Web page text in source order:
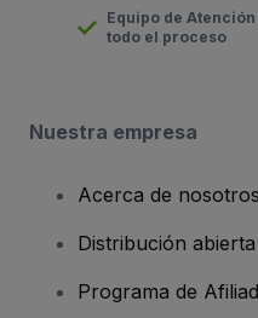
Equipo de
todo el proceso
Nuestra empresa
Acerca de nosotros
Distribución abierta
Programa de